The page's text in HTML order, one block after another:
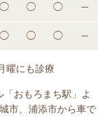
◯ ◯ ◯ ─
◯ ◯ ◯ ─
にも診療
おもろまち駅」よ
市、浦添市から車で